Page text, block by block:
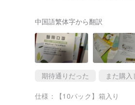
中国語繁体字から翻訳
期待通りだった また購入
仕様： 【10パック】箱入り